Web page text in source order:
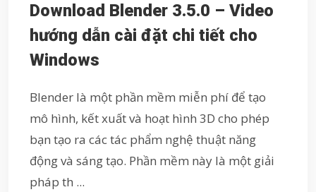
Download Blender 3.5.0 – Video
hướng dẫn cài đặt chi tiết cho
Windows
Blender là một phần mềm miễn phí để tạo
mô hình, kết xuất và hoạt hình 3D cho phép
bạn tạo ra các tác phẩm nghệ thuật năng
động và sáng tạo. Phần mềm này là một giải
pháp th ...